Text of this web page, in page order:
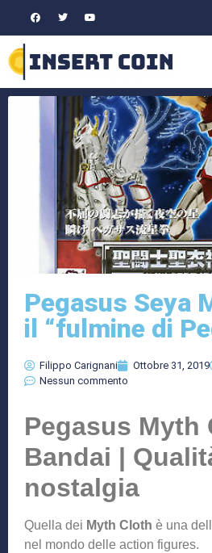
Pegasus Seya
il “fulmine di
Filippo Carignani Ottobre 31, 2019
Nessun commento
Pegasus Myth
Bandai |
nostalgia
Quella dei Myth Cloth è una
nel mondo delle action figures.